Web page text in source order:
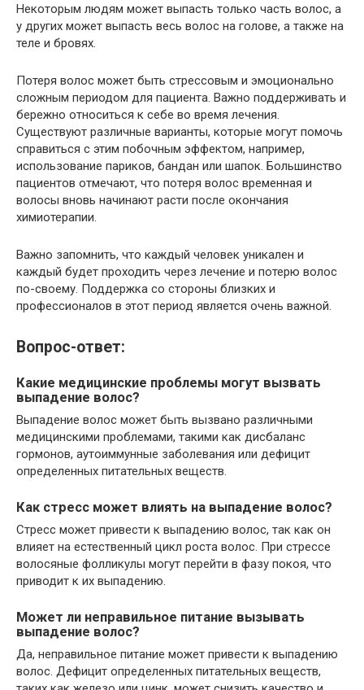
Некоторым людям может выпасть только часть волос, а
у других может выпасть весь волос на голове, а также на
теле и бровях.
Потеря волос может быть стрессовым и эмоционально
сложным периодом для пациента. Важно поддерживать и
бережно относиться к себе во время лечения.
Существуют различные варианты, которые могут помочь
справиться с этим побочным эффектом, например,
использование париков, бандан или шапок. Большинство
пациентов отмечают, что потеря волос временная и
волосы вновь начинают расти после окончания
химиотерапии.
Важно запомнить, что каждый человек уникален и
каждый будет проходить через лечение и потерю волос
по-своему. Поддержка со стороны близких и
профессионалов в этот период является очень важной.
Вопрос-ответ:
Какие медицинские проблемы могут вызвать
выпадение волос?
Выпадение волос может быть вызвано различными
медицинскими проблемами, такими как дисбаланс
гормонов, аутоиммунные заболевания или дефицит
определенных питательных веществ.
Как стресс может влиять на выпадение волос?
Стресс может привести к выпадению волос, так как он
влияет на естественный цикл роста волос. При стрессе
волосяные фолликулы могут перейти в фазу покоя, что
приводит к их выпадению.
Может ли неправильное питание вызывать
выпадение волос?
Да, неправильное питание может привести к выпадению
волос. Дефицит определенных питательных веществ,